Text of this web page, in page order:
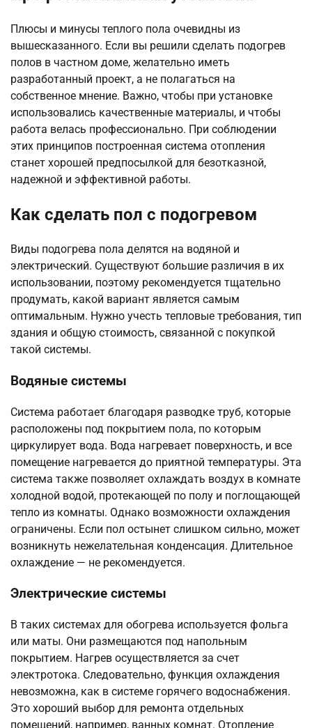
Плюсы и минусы теплого пола очевидны из
вышесказанного. Если вы решили сделать подогрев
полов в частном доме, желательно иметь
разработанный проект, а не полагаться на
собственное мнение. Важно, чтобы при установке
использовались качественные материалы, и чтобы
работа велась профессионально. При соблюдении
этих принципов построенная система отопления
станет хорошей предпосылкой для безотказной,
надежной и эффективной работы.
Как сделать пол с подогревом
Виды подогрева пола делятся на водяной и
электрический. Существуют большие различия в их
использовании, поэтому рекомендуется тщательно
продумать, какой вариант является самым
оптимальным. Нужно учесть тепловые требования, тип
здания и общую стоимость, связанной с покупкой
такой системы.
Водяные системы
Система работает благодаря разводке труб, которые
расположены под покрытием пола, по которым
циркулирует вода. Вода нагревает поверхность, и все
помещение нагревается до приятной температуры. Эта
система также позволяет охлаждать воздух в комнате
холодной водой, протекающей по полу и поглощающей
тепло из комнаты. Однако возможности охлаждения
ограничены. Если пол остынет слишком сильно, может
возникнуть нежелательная конденсация. Длительное
охлаждение — не рекомендуется.
Электрические системы
В таких системах для обогрева используется фольга
или маты. Они размещаются под напольным
покрытием. Нагрев осуществляется за счет
электротока. Следовательно, функция охлаждения
невозможна, как в системе горячего водоснабжения.
Это хороший выбор для ремонта отдельных
помещений, например, ванных комнат. Отопление